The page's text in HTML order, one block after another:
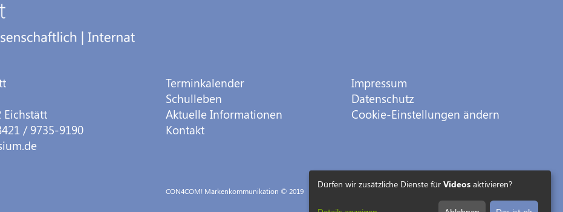
Eichstätt
/ 9735-9190
Terminkalender
Schulleben
Aktuelle Informationen
Kontakt
CON4COM! Markenkommunikation © 2019
Impressum
Datenschutz
Cookie-Einstellungen ändern
Dürfen wir zusätzliche Dienste für Videos aktivieren?